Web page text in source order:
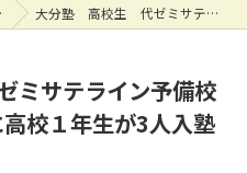
大分塾 高校生 代ゼミサテライン予備校Ｏ.N.K 勉学の秋に高校１年生が3人入塾しました。
サテライン予備校
校１年生が3人入塾